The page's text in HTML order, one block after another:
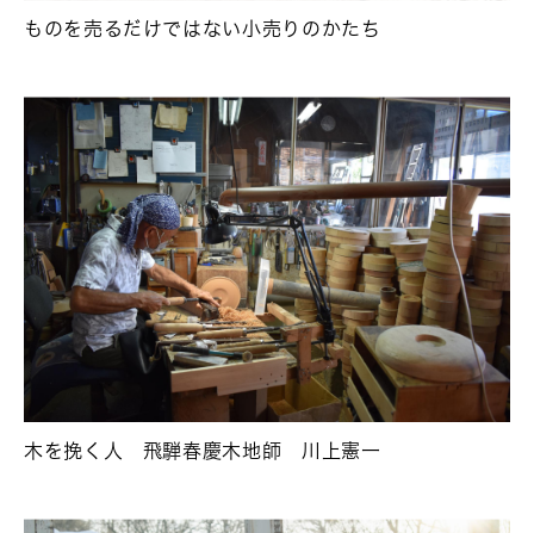
ものを売るだけではない小売りのかたち
木を挽く人 飛騨春慶木地師 川上憲一